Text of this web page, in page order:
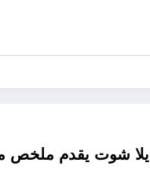
يلا شوت يقدم ملخص